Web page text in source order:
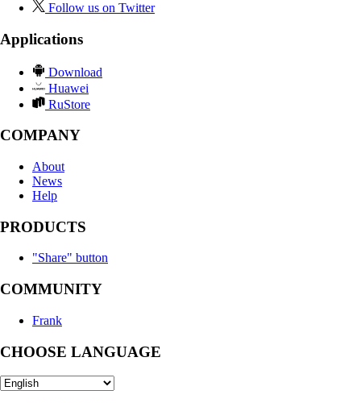
Follow us on Twitter
Applications
Download
Huawei
RuStore
COMPANY
About
News
Help
PRODUCTS
"Share" button
COMMUNITY
Frank
CHOOSE LANGUAGE